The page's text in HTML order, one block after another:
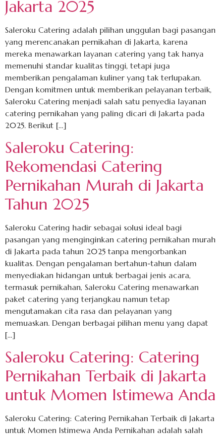
Jakarta 2025
Saleroku Catering adalah pilihan unggulan bagi pasangan
yang merencanakan pernikahan di Jakarta, karena
mereka menawarkan layanan catering yang tak hanya
memenuhi standar kualitas tinggi, tetapi juga
memberikan pengalaman kuliner yang tak terlupakan.
Dengan komitmen untuk memberikan pelayanan terbaik,
Saleroku Catering menjadi salah satu penyedia layanan
catering pernikahan yang paling dicari di Jakarta pada
2025. Berikut […]
Saleroku Catering:
Rekomendasi Catering
Pernikahan Murah di Jakarta
Tahun 2025
Saleroku Catering hadir sebagai solusi ideal bagi
pasangan yang menginginkan catering pernikahan murah
di Jakarta pada tahun 2025 tanpa mengorbankan
kualitas. Dengan pengalaman bertahun-tahun dalam
menyediakan hidangan untuk berbagai jenis acara,
termasuk pernikahan, Saleroku Catering menawarkan
paket catering yang terjangkau namun tetap
mengutamakan cita rasa dan pelayanan yang
memuaskan. Dengan berbagai pilihan menu yang dapat
[…]
Saleroku Catering: Catering
Pernikahan Terbaik di Jakarta
untuk Momen Istimewa Anda
Saleroku Catering: Catering Pernikahan Terbaik di Jakarta
untuk Momen Istimewa Anda Pernikahan adalah salah